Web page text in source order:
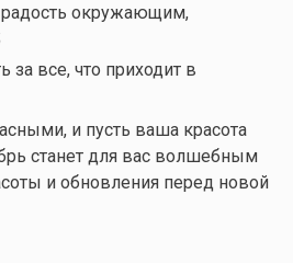
окружающим,
за все, что приходит в
и пусть ваша красота
станет для вас волшебным
и обновления перед новой